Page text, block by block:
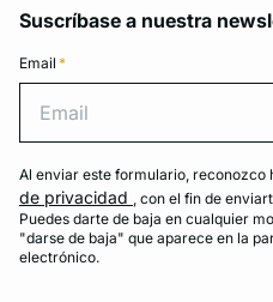
Suscríbase a nuestra
Email *
Al enviar este formulario, reconozco
de privacidad , con el fin de
Puedes darte de baja en cualquier
"darse de baja" que aparece en la
electrónico.